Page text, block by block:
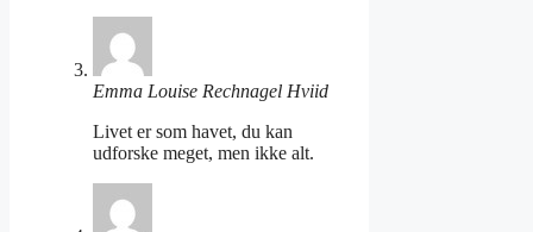
Emma Louise Rechnagel Hviid
Livet er som havet, du kan
udforske meget, men ikke alt.